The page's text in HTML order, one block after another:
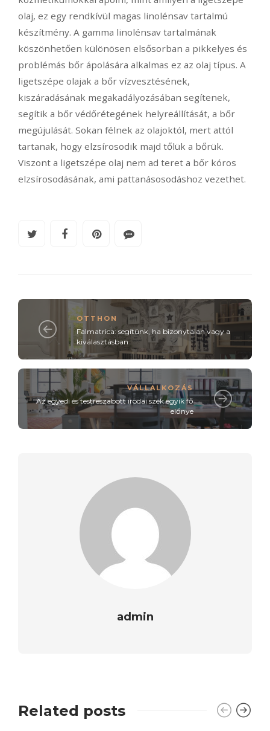
olaj, ez egy rendkívül magas linolénsav tartalmú
készítmény. A gamma linolénsav tartalmának
köszönhetően különösen elsősorban a pikkelyes és
problémás bőr ápolására alkalmas ez az olaj típus. A
ligetszépe olajak a bőr vízvesztésének,
kiszáradásának megakadályozásában segítenek,
segítik a bőr védőrétegének helyreállítását, a bőr
megújulását. Sokan félnek az olajoktól, mert attól
tartanak, hogy elzsírosodik majd tőlük a bőrük.
Viszont a ligetszépe olaj nem ad teret a bőr kóros
elzsírosodásának, ami pattanásosodáshoz vezethet.
OTTHON
Falmatrica: segítünk, ha bizonytalan vagy a
kiválasztásban
VÁLLALKOZÁS
Az egyedi és testreszabott irodai szék egyik fő
előnye
admin
Related posts